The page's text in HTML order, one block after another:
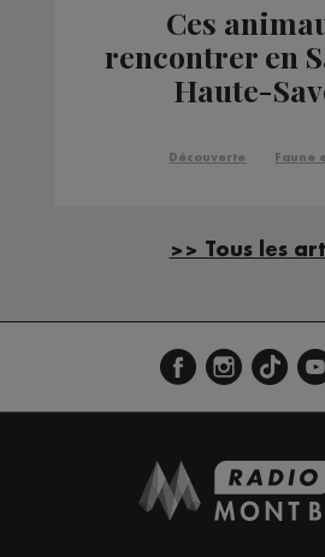
Ces
rencontrer en
Haute-
Découverte Faune
>> Tous les